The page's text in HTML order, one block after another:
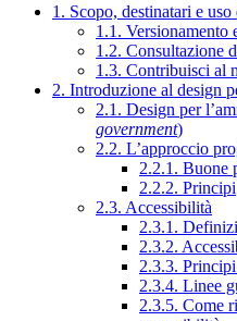
1. Scopo, destinatari e
1.1. Versionamento
1.2. Consultazione
1.3. Contribuisci al
2. Introduzione al design
2.1. Design per
government)
2.2. L’approccio
2.2.1. Buone
2.2.2. Principi
2.3. Accessibilità
2.3.1.
2.3.2.
2.3.3.
2.3.4. Linee
2.3.5. Come